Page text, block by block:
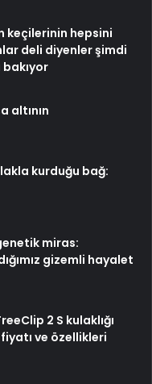
keçilerinin hepsini
deli diyenler şimdi
altının
kurduğu bağ:
miras:
gizemli hayalet
2 S kulaklığı
ve özellikleri